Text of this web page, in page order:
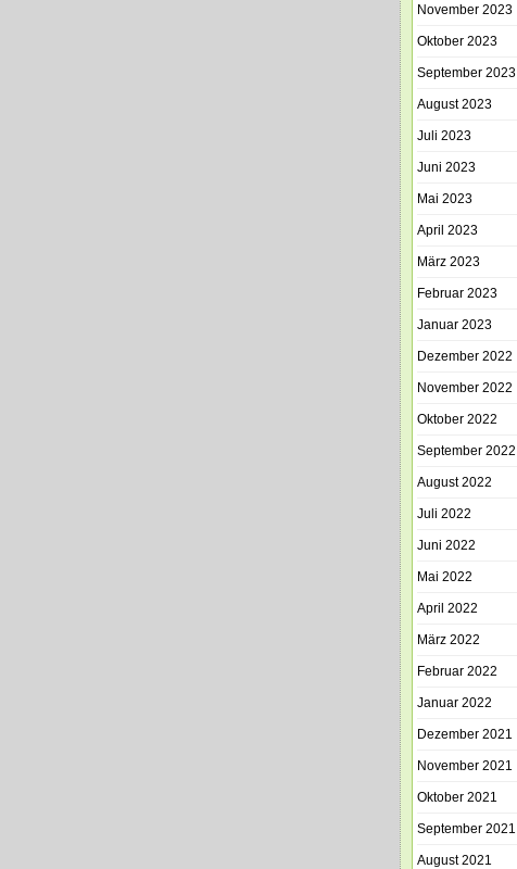
November 2023
Oktober 2023
September 2023
August 2023
Juli 2023
Juni 2023
Mai 2023
April 2023
März 2023
Februar 2023
Januar 2023
Dezember 2022
November 2022
Oktober 2022
September 2022
August 2022
Juli 2022
Juni 2022
Mai 2022
April 2022
März 2022
Februar 2022
Januar 2022
Dezember 2021
November 2021
Oktober 2021
September 2021
August 2021